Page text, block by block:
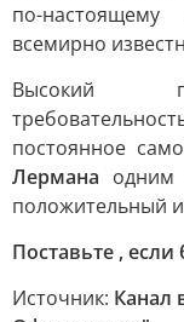
по-
всемирно
Высокий
постоянное
Лермана одним
положительный
Поставьте ,
Источник: Канал